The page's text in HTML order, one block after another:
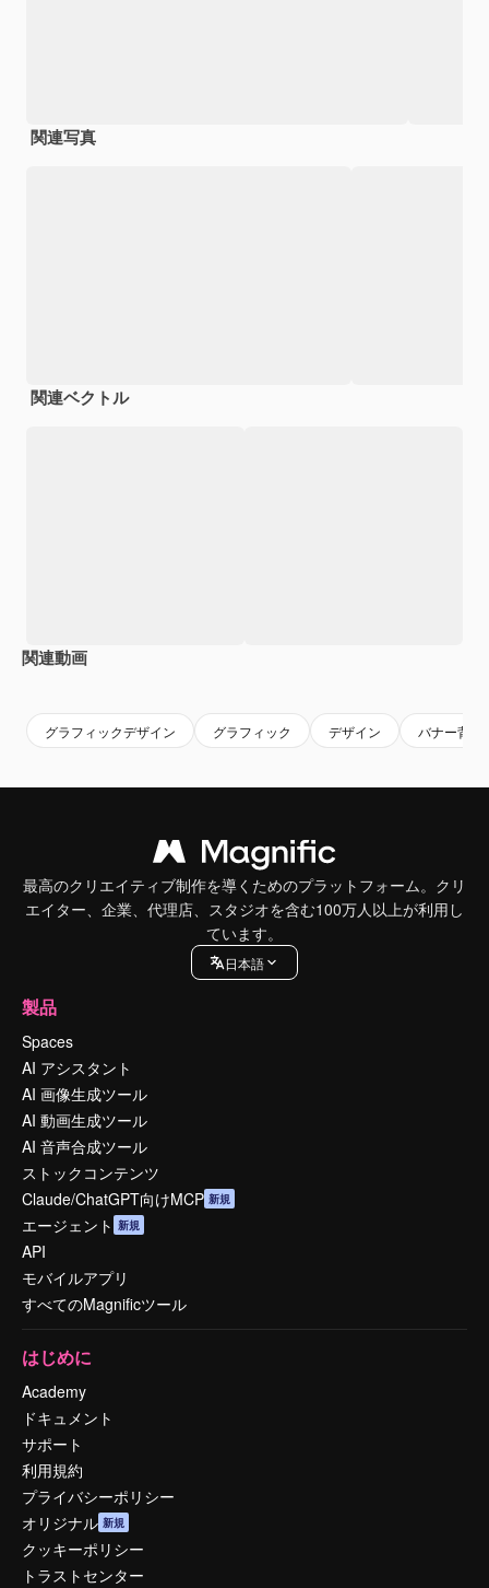
関連写真
関連ベクトル
関連動画
グラフィックデザイン グラフィック デザイン バナー背景
最高のクリエイティブ制作を導くためのプラットフォーム。クリ
エイター、企業、代理店、スタジオを含む100万人以上が利用し
ています。
日本語
製品
Spaces
AI アシスタント
AI 画像生成ツール
AI 動画生成ツール
AI 音声合成ツール
ストックコンテンツ
Claude/ChatGPT向けMCP 新規
エージェント 新規
API
モバイルアプリ
すべてのMagnificツール
はじめに
Academy
ドキュメント
サポート
利用規約
プライバシーポリシー
オリジナル 新規
クッキーポリシー
トラストセンター